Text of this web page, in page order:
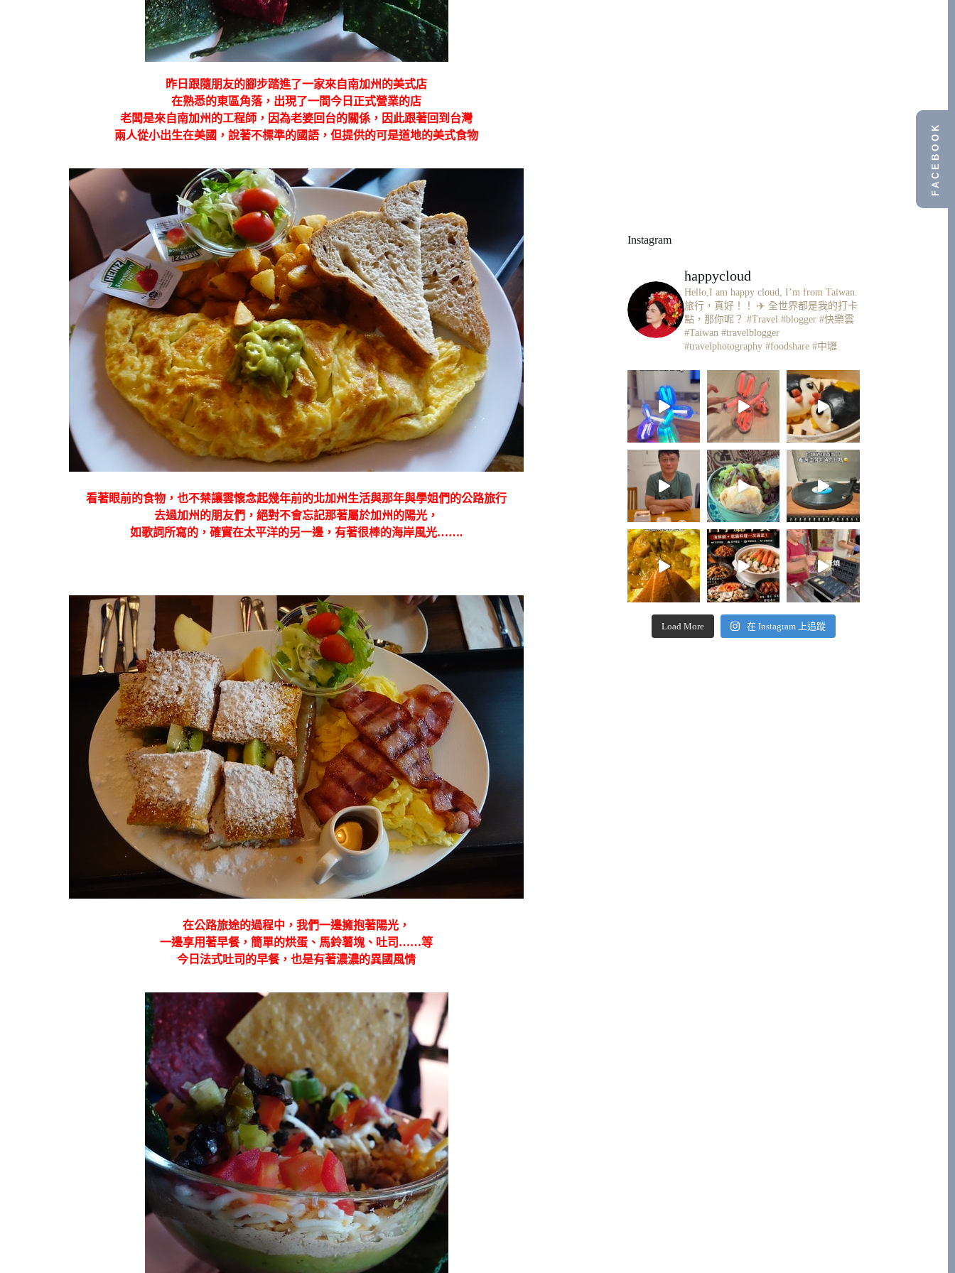
昨日跟隨朋友的腳步踏進了一家來自南加州的美式店
在熟悉的東區角落，出現了一間今日正式營業的店
老闆是來自南加州的工程師，因為老婆回台的關係，因此跟著回到台灣
兩人從小出生在美國，說著不標準的國語，但提供的可是道地的美式食物
看著眼前的食物，也不禁讓雲懷念起幾年前的北加州生活與那年與學姐們的公路旅行
去過加州的朋友們，絕對不會忘記那著屬於加州的陽光，
如歌詞所寫的，確實在太平洋的另一邊，有著很棒的海岸風光…….
在公路旅途的過程中，我們一邊擁抱著陽光，
一邊享用著早餐，簡單的烘蛋、馬鈴薯塊、吐司……等
今日法式吐司的早餐，也是有著濃濃的異國風情
Instagram
happycloud
Hello,I am happy cloud, I’m from Taiwan.
旅行，真好！！ ✈️ 全世界都是我的打卡
點，那你呢？ #Travel #blogger #快樂雲
#Taiwan #travelblogger
#travelphotography #foodshare #中壢
Load More 在 Instagram 上追蹤
FACEBOOK